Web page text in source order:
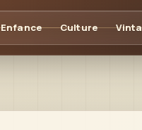
Enfance Culture